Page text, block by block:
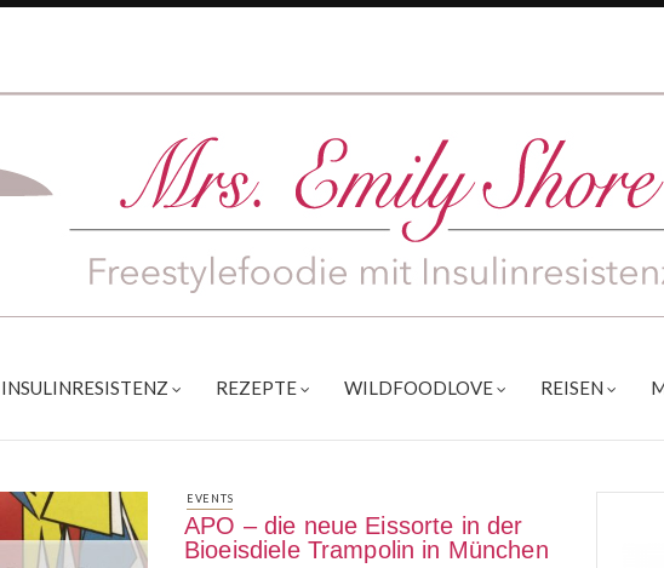
INSULINRESISTENZ REZEPTE WILDFOODLOVE REISEN
EVENTS
APO – die neue Eissorte in der
Bioeisdiele Trampolin in München